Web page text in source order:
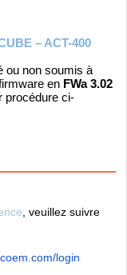
– ACT-400
ou non soumis à
en FWa 3.02
procédure ci-
, veuillez suivre
login